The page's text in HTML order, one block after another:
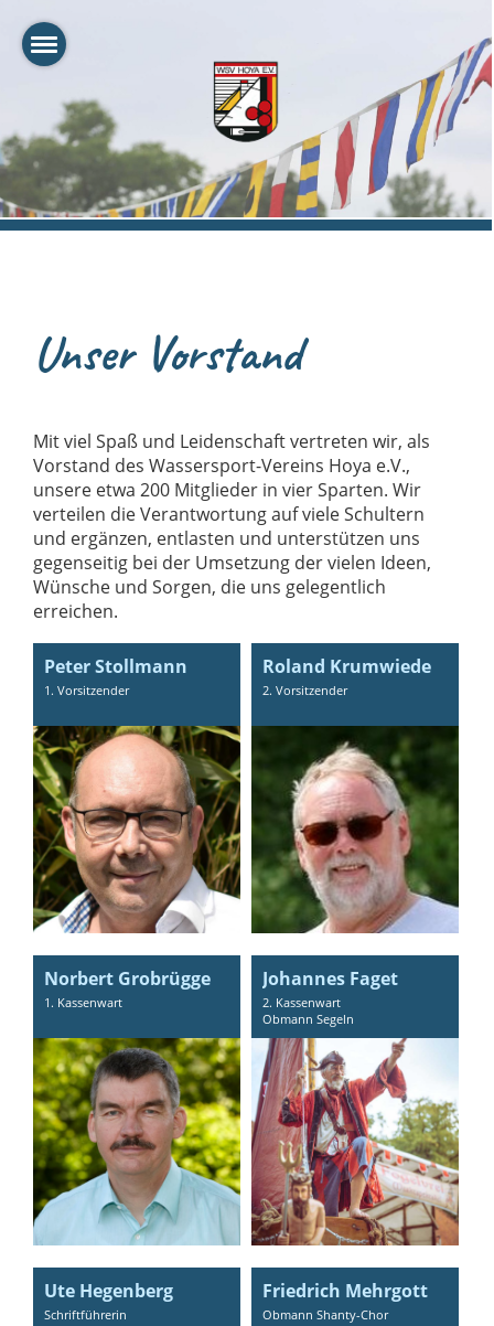
Unser Vorstand
Mit viel Spaß und Leidenschaft vertreten wir, als
Vorstand des Wassersport-Vereins Hoya e.V.,
unsere etwa 200 Mitglieder in vier Sparten. Wir
verteilen die Verantwortung auf viele Schultern
und ergänzen, entlasten und unterstützen uns
gegenseitig bei der Umsetzung der vielen Ideen,
Wünsche und Sorgen, die uns gelegentlich
erreichen.
Peter Stollmann
1. Vorsitzender
Roland Krumwiede
2. Vorsitzender
Norbert Grobrügge
1. Kassenwart
Johannes Faget
2. Kassenwart
Obmann Segeln
Ute Hegenberg
Schriftführerin
Friedrich Mehrgott
Obmann Shanty-Chor